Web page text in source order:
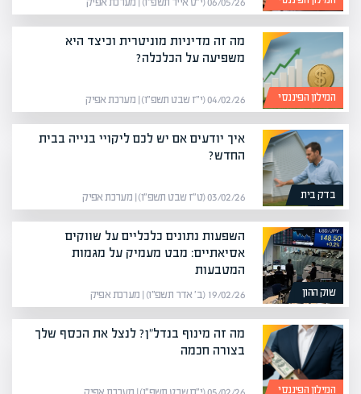
06/05/26 (י״ט אייר תשפ״ו) | מערכת אפיק
המילון הפיננסי
מה זה מדיניות מוניטרית וכיצד היא
משפיעה על הכלכלה?
04/02/26 (י״ז שבט תשפ״ו) | מערכת אפיק
בדק בית
איך יודעים אם יש לכם ליקויי בנייה בבית
החדש?
03/02/26 (ט״ז שבט תשפ״ו) | מערכת אפיק
שוק ההון
השפעות נתונים כלכליים על שווקים
אסיאתיים: מבט מעמיק על מגמות
המטבעות
19/02/26 (ב׳ אדר תשפ״ו) | מערכת אפיק
המילון הפיננסי
מה זה מינוף בנדל"ן? לנצל את הכסף שלך
בצורה חכמה